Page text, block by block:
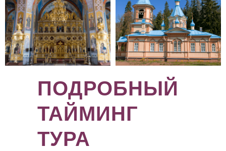
ПОДРОБНЫЙ
ТАЙМИНГ
ТУРА